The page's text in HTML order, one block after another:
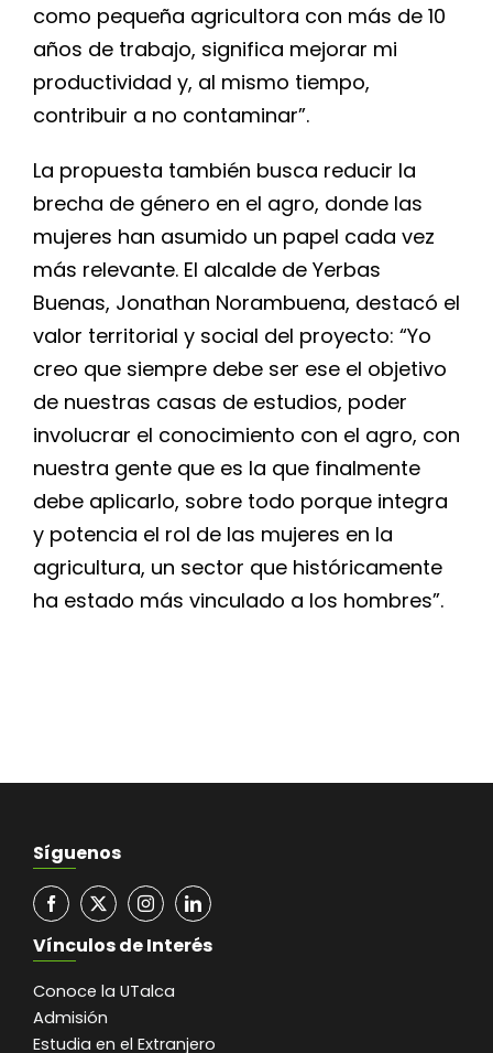
como pequeña agricultora con más de 10
años de trabajo, significa mejorar mi
productividad y, al mismo tiempo,
contribuir a no contaminar”.
La propuesta también busca reducir la
brecha de género en el agro, donde las
mujeres han asumido un papel cada vez
más relevante. El alcalde de Yerbas
Buenas, Jonathan Norambuena, destacó el
valor territorial y social del proyecto: “Yo
creo que siempre debe ser ese el objetivo
de nuestras casas de estudios, poder
involucrar el conocimiento con el agro, con
nuestra gente que es la que finalmente
debe aplicarlo, sobre todo porque integra
y potencia el rol de las mujeres en la
agricultura, un sector que históricamente
ha estado más vinculado a los hombres”.
Síguenos
Vínculos de Interés
Conoce la UTalca
Admisión
Estudia en el Extranjero